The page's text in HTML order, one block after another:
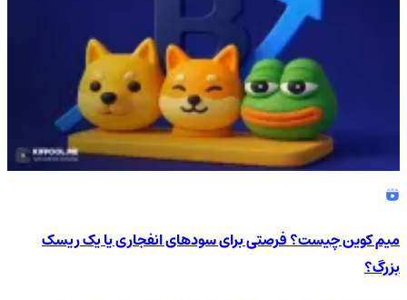
میم کوین چیست؟ فرصتی برای سودهای انفجاری یا یک ریسک
بزرگ؟